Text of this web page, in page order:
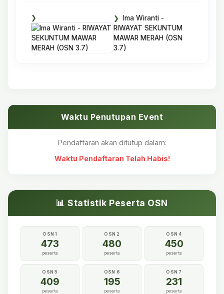
Ima Wiranti -
RIWAYAT SEKUNTUM
MAWAR MERAH (OSN
3.7)
Waktu Penutupan Event
Pendaftaran akan ditutup dalam:
Waktu Pendaftaran Telah Habis!
📊 Statistik Peserta OSN
OSN 1
473
peserta
OSN 2
480
peserta
OSN 4
450
peserta
OSN 5
409
peserta
OSN 6
195
peserta
OSN 7
231
peserta